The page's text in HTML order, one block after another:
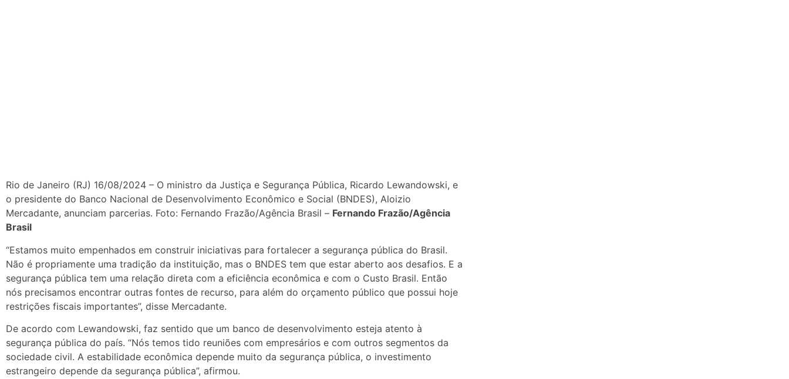
Rio de Janeiro (RJ) 16/08/2024 – O ministro da Justiça e Segurança Pública, Ricardo Lewandowski, e
o presidente do Banco Nacional de Desenvolvimento Econômico e Social (BNDES), Aloizio
Mercadante, anunciam parcerias. Foto: Fernando Frazão/Agência Brasil – Fernando Frazão/Agência
Brasil
“Estamos muito empenhados em construir iniciativas para fortalecer a segurança pública do Brasil.
Não é propriamente uma tradição da instituição, mas o BNDES tem que estar aberto aos desafios. E a
segurança pública tem uma relação direta com a eficiência econômica e com o Custo Brasil. Então
nós precisamos encontrar outras fontes de recurso, para além do orçamento público que possui hoje
restrições fiscais importantes”, disse Mercadante.
De acordo com Lewandowski, faz sentido que um banco de desenvolvimento esteja atento à
segurança pública do país. “Nós temos tido reuniões com empresários e com outros segmentos da
sociedade civil. A estabilidade econômica depende muito da segurança pública, o investimento
estrangeiro depende da segurança pública”, afirmou.